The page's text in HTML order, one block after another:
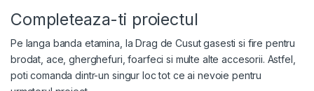
Completeaza-ti proiectul
Pe langa banda etamina, la Drag de Cusut gasesti si fire pentru
brodat, ace, gherghefuri, foarfeci si multe alte accesorii. Astfel,
poti comanda dintr-un singur loc tot ce ai nevoie pentru